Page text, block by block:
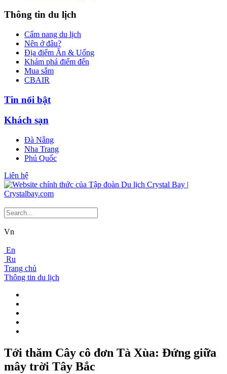
Thông tin du lịch
Cẩm nang du lịch
Nên ở đâu?
Địa điểm Ăn & Uống
Khám phá điểm đến
Mua sắm
CBAIR
Tin nổi bật
Khách sạn
Đà Nẵng
Nha Trang
Phú Quốc
Liên hệ
Vn
En
Ru
Trang chủ
Thông tin du lịch
Tới thăm Cây cô đơn Tà Xùa: Đứng giữa
mây trời Tây Bắc